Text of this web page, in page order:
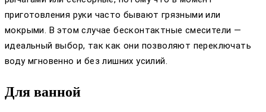
приготовления руки часто бывают грязными или
мокрыми. В этом случае бесконтактные смесители —
идеальный выбор, так как они позволяют переключать
воду мгновенно и без лишних усилий.
Для ванной